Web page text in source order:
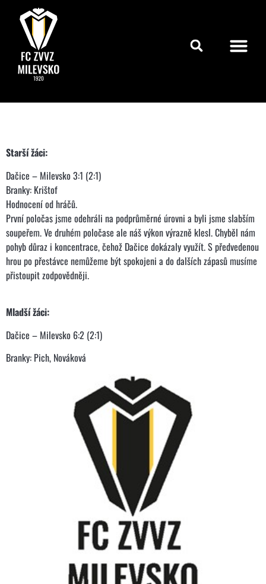
Starší žáci:
Dačice – Milevsko 3:1 (2:1)
Branky: Krištof
Hodnocení od hráčů.
První poločas jsme odehráli na podprůměrné úrovni a byli jsme slabším
soupeřem. Ve druhém poločase ale náš výkon výrazně klesl. Chyběl nám
pohyb důraz i koncentrace, čehož Dačice dokázaly využít. S předvedenou
hrou po přestávce nemůžeme být spokojeni a do dalších zápasů musíme
přistoupit zodpovědněji.
Mladší žáci:
Dačice – Milevsko 6:2 (2:1)
Branky: Pich, Nováková